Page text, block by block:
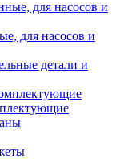
для насосов и
детали и